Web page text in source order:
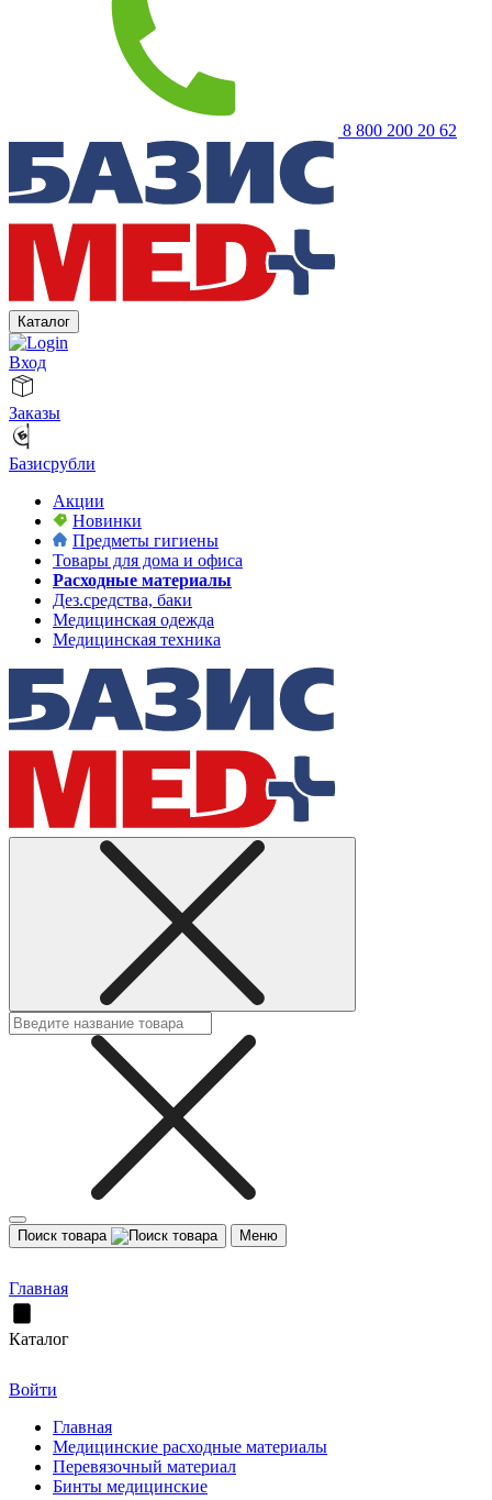
8 800 200 20 62
Каталог
Вход
Заказы
Базисрубли
Акции
Новинки
Предметы гигиены
Товары для дома и офиса
Расходные материалы
Дез.средства, баки
Медицинская одежда
Медицинская техника
Поиск товара Меню
Главная
Каталог
Войти
Главная
Медицинские расходные материалы
Перевязочный материал
Бинты медицинские